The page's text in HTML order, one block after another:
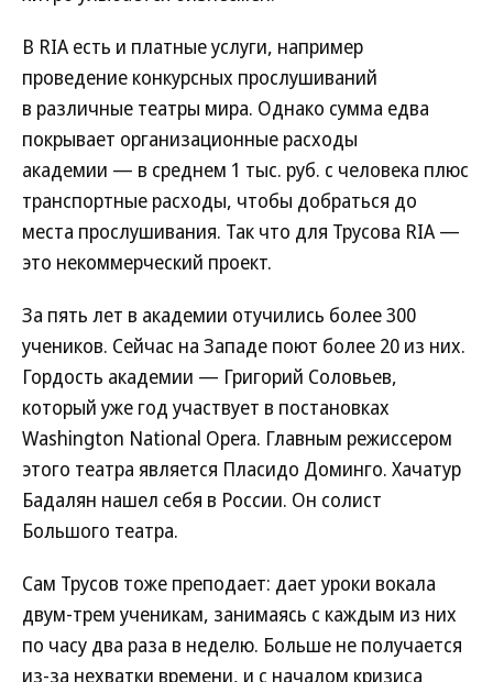
В RIA есть и платные услуги, например
проведение конкурсных прослушиваний
в различные театры мира. Однако сумма едва
покрывает организационные расходы
академии — в среднем 1 тыс. руб. с человека плюс
транспортные расходы, чтобы добраться до
места прослушивания. Так что для Трусова RIA —
это некоммерческий проект.
За пять лет в академии отучились более 300
учеников. Сейчас на Западе поют более 20 из них.
Гордость академии — Григорий Соловьев,
который уже год участвует в постановках
Washington National Opera. Главным режиссером
этого театра является Пласидо Доминго. Хачатур
Бадалян нашел себя в России. Он солист
Большого театра.
Сам Трусов тоже преподает: дает уроки вокала
двум-трем ученикам, занимаясь с каждым из них
по часу два раза в неделю. Больше не получается
из-за нехватки времени, и с началом кризиса